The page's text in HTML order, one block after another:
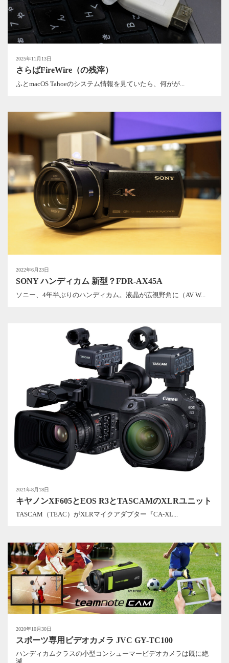
2025年11月13日
さらばFireWire（の残滓）
ふとmacOS Tahoeのシステム情報を見ていたら、何がが...
2022年6月23日
SONY ハンディカム 新型？FDR-AX45A
ソニー、4年半ぶりのハンディカム。液晶が広視野角に（AV W...
2021年8月18日
キヤノンXF605とEOS R3とTASCAMのXLRユニット
TASCAM（TEAC）がXLRマイクアダプター『CA-XL...
2020年10月30日
スポーツ専用ビデオカメラ JVC GY-TC100
ハンディカムクラスの小型コンシューマービデオカメラは既に絶
滅...